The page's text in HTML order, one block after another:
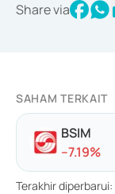
Share via
SAHAM TERKAIT
BSIM
--7.19%
Terakhir diperbarui: